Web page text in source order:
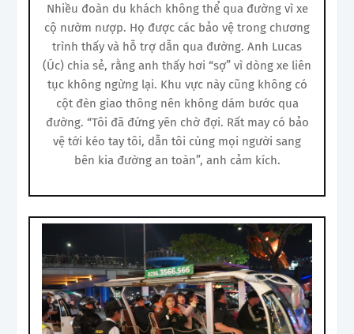
Nhiều đoàn du khách không thể qua đường vì xe
cộ nườm nượp. Họ được các bảo vệ trong chương
trình thấy và hỗ trợ dẫn qua đường. Anh Lucas
(Úc) chia sẻ, rằng anh thấy hơi “sợ” vì dòng xe liên
tục không ngừng lại. Khu vực này cũng không có
cột đèn giao thông nên không dám bước qua
đường. “Tôi đã đứng yên chờ đợi. Rất may có bảo
vệ tới kéo tay tôi, dẫn tôi cùng mọi người sang
bên kia đường an toàn”, anh cảm kích.